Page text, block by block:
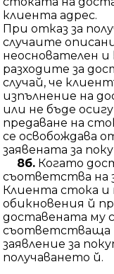
клиента адрес.
При отказ за
случаите
неоснователен
разходите за
случай, че
изпълнение на
или не бъде
предаване на
се освобождава
заявената за
8б. Когато
съответства на
Клиента стока и
обикновения й
доставената му
съответстваща
заявление за
получаването й.